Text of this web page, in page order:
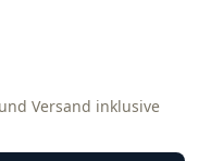
Versand inklusive